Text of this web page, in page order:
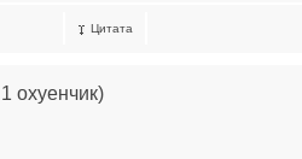
Цитата
1 охуенчик)